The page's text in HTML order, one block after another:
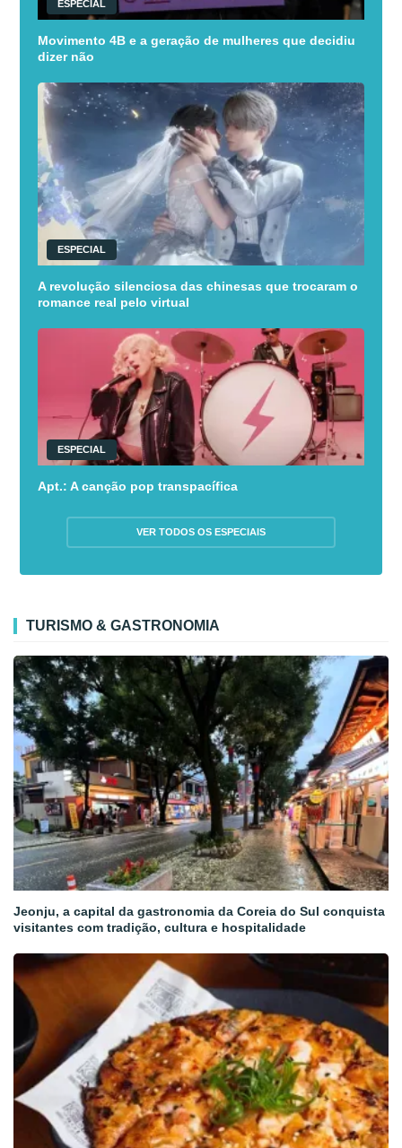
ESPECIAL
Movimento 4B e a geração de mulheres que decidiu
dizer não
ESPECIAL
A revolução silenciosa das chinesas que trocaram o
romance real pelo virtual
ESPECIAL
Apt.: A canção pop transpacífica
VER TODOS OS ESPECIAIS
TURISMO & GASTRONOMIA
Jeonju, a capital da gastronomia da Coreia do Sul conquista
visitantes com tradição, cultura e hospitalidade